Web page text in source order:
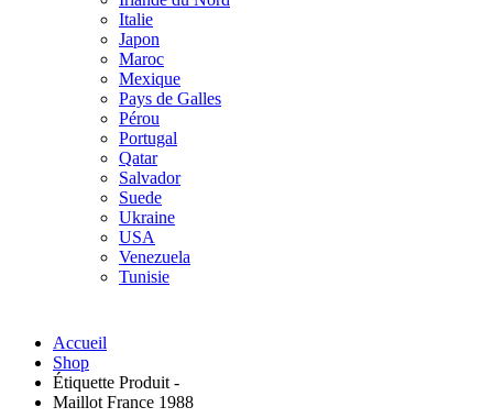
Italie
Japon
Maroc
Mexique
Pays de Galles
Pérou
Portugal
Qatar
Salvador
Suede
Ukraine
USA
Venezuela
Tunisie
Accueil
Shop
Étiquette Produit -
Maillot France 1988